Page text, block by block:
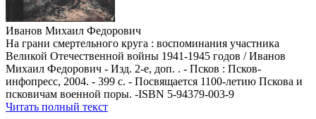
Иванов Михаил Федорович
На грани смертельного круга : воспоминания участника
Великой Отечественной войны 1941-1945 годов / Иванов
Михаил Федорович - Изд. 2-е, доп. . - Псков : Псков-
инфопресс, 2004. - 399 с. - Посвящается 1100-летию Пскова и
псковичам военной поры. -ISBN 5-94379-003-9
Читать полный текст